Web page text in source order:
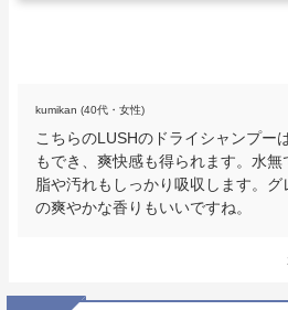
kumikan (40代・女性)
こちらのLUSHのドライシャンプー
もでき、爽快感も得られます。水
脂や汚れもしっかり吸収します。
の爽やかな香りもいいですね。